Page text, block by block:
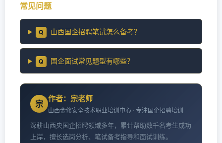
常见问题
Q 山西国企招聘笔试怎么备考？
Q 国企面试常见题型有哪些？
宗
作者：宗老师
山西金修安全技术职业培训中心 · 专注国企招聘培训
深耕山西央国企招聘领域多年，累计帮助数千名考生成功
上岸，擅长选岗分析、笔试备考指导和面试训练。